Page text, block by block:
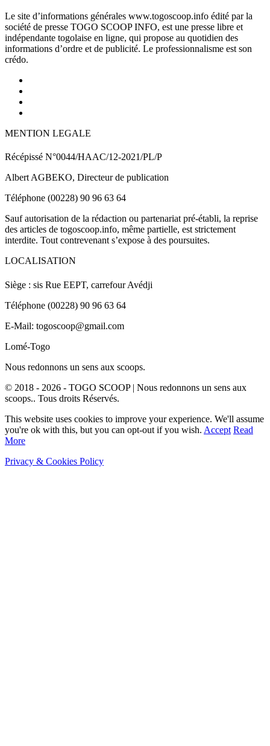
Le site d’informations générales www.togoscoop.info édité par la
société de presse TOGO SCOOP INFO, est une presse libre et
indépendante togolaise en ligne, qui propose au quotidien des
informations d’ordre et de publicité. Le professionnalisme est son
crédo.
MENTION LEGALE
Récépissé N°0044/HAAC/12-2021/PL/P
Albert AGBEKO, Directeur de publication
Téléphone (00228) 90 96 63 64
Sauf autorisation de la rédaction ou partenariat pré-établi, la reprise
des articles de togoscoop.info, même partielle, est strictement
interdite. Tout contrevenant s’expose à des poursuites.
LOCALISATION
Siège : sis Rue EEPT, carrefour Avédji
Téléphone (00228) 90 96 63 64
E-Mail: togoscoop@gmail.com
Lomé-Togo
Nous redonnons un sens aux scoops.
© 2018 - 2026 - TOGO SCOOP | Nous redonnons un sens aux
scoops.. Tous droits Réservés.
This website uses cookies to improve your experience. We'll assume
you're ok with this, but you can opt-out if you wish. Accept Read
More
Privacy & Cookies Policy